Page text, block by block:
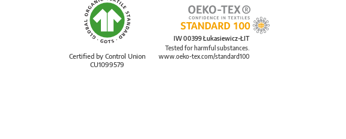
Certified by Control Union
CU1099579
IW 00399 Łukasiewicz-ŁIT
Tested for harmful substances.
www.oeko-tex.com/standard100